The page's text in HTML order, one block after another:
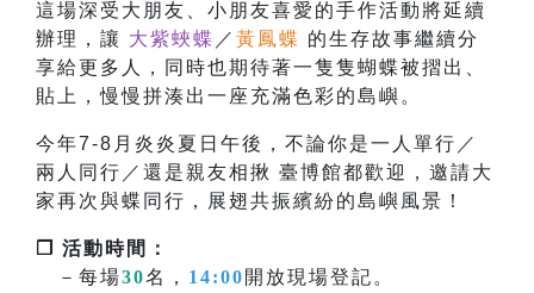
這場深受大朋友、小朋友喜愛的手作活動將延續
辦理，讓 大紫蛺蝶 ／ 黃鳳蝶 的生存故事繼續分
享給更多人，同時也期待著一隻隻蝴蝶被摺出、
貼上，慢慢拼湊出一座充滿色彩的島嶼。
今年7-8月炎炎夏日午後，不論你是一人單行／
兩人同行／還是親友相揪 臺博館都歡迎，邀請大
家再次與蝶同行，展翅共振繽紛的島嶼風景！
❐ 活動時間：
－每場30名， 14:00 開放現場登記。